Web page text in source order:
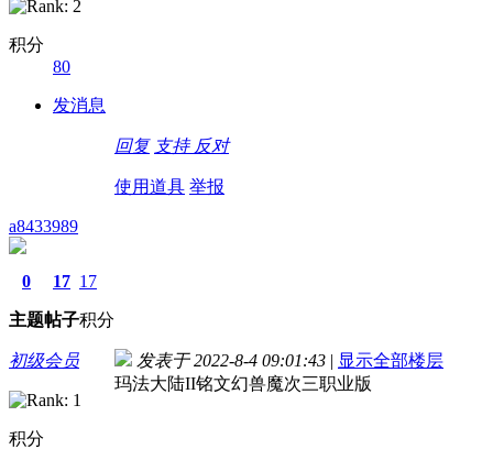
积分
80
发消息
回复 支持 反对
使用道具 举报
a8433989
0
主题
17
帖子
17
积分
初级会员
积分
发表于 2022-8-4 09:01:43 | 显示全部楼层
玛法大陆II铭文幻兽魔次三职业版